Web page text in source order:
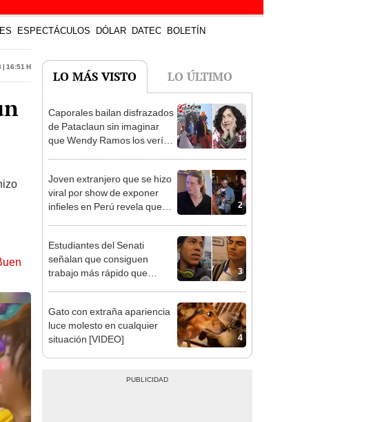
ESPECTÁCULOS DÓLAR DATEC BOLETÍN
16:51 h
LO MÁS VISTO LO ÚLTIMO
1
Caporales bailan disfrazados
de Pataclaun sin imaginar
que Wendy Ramos los vería:
2
Joven extranjero que se hizo
viral por show de exponer
infieles en Perú revela que
3
Estudiantes del Senati
señalan que consiguen
trabajo más rápido que
carrera"
4
Gato con extraña apariencia
luce molesto en cualquier
situación [VIDEO]